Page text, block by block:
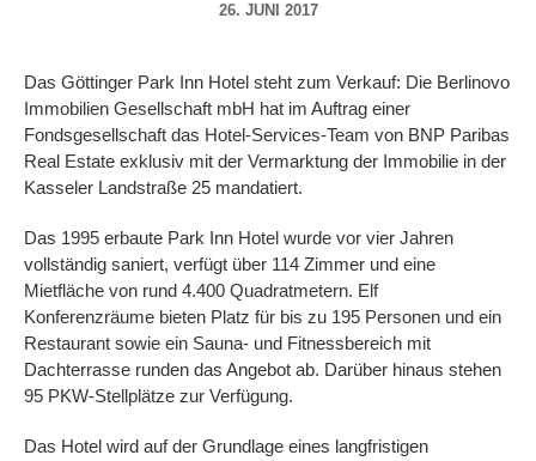
26. JUNI 2017
Das Göttinger Park Inn Hotel steht zum Verkauf: Die Berlinovo
Immobilien Gesellschaft mbH hat im Auftrag einer
Fondsgesellschaft das Hotel-Services-Team von BNP Paribas
Real Estate exklusiv mit der Vermarktung der Immobilie in der
Kasseler Landstraße 25 mandatiert.
Das 1995 erbaute Park Inn Hotel wurde vor vier Jahren
vollständig saniert, verfügt über 114 Zimmer und eine
Mietfläche von rund 4.400 Quadratmetern. Elf
Konferenzräume bieten Platz für bis zu 195 Personen und ein
Restaurant sowie ein Sauna- und Fitnessbereich mit
Dachterrasse runden das Angebot ab. Darüber hinaus stehen
95 PKW-Stellplätze zur Verfügung.
Das Hotel wird auf der Grundlage eines langfristigen